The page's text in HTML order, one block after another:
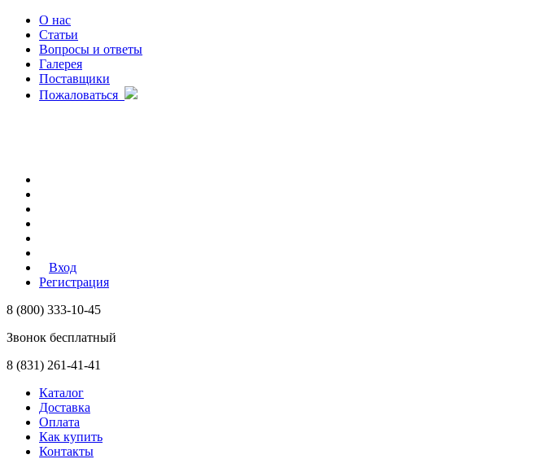
О нас
Статьи
Вопросы и ответы
Галерея
Поставщики
Пожаловаться
Вход
Регистрация
8 (800) 333-10-45
Звонок бесплатный
8 (831) 261-41-41
Каталог
Доставка
Оплата
Как купить
Контакты